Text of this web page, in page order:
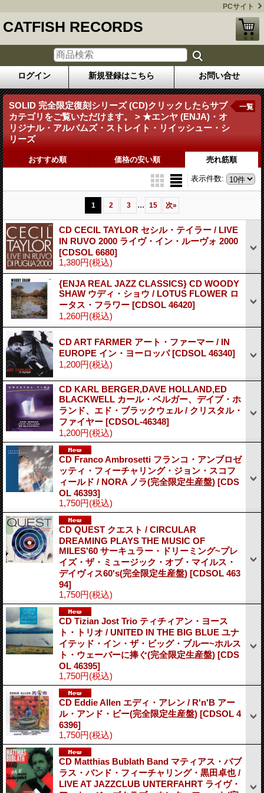
PCサイト
CATFISH RECORDS
ログイン 新規登録はこちら お問い合せ
SOLID 完全限定復刻シリーズ (CD)クリックしたらサブ
カテゴリをご覧いただけます。 > ★エンヤ (ENJA)・オ
リジナル・アルバムズ・ストレイト・リイッシュー・シ
リーズ
一覧
おすすめ順 価格の安い順 売れ筋順
表示件数:
1 2 3 ... 15 次»
CD CECIL TAYLOR セシル・テイラー / LIVE
IN RUVO 2000 ライヴ・イン・ルーヴォ 2000
[CDSOL 6680]
1,380円(税込)
{ENJA REAL JAZZ CLASSICS} CD WOODY
SHAW ウディ・ショウ / LOTUS FLOWER ロ
ータス・フラワー [CDSOL 46420]
1,260円(税込)
CD ART FARMER アート・ファーマー / IN
EUROPE イン・ヨーロッパ[CDSOL 46340]
1,200円(税込)
CD KARL BERGER,DAVE HOLLAND,ED
BLACKWELL カール・ベルガー、デイブ・ホ
ランド、エド・ブラックウェル / クリスタル・
ファイヤー [CDSOL-46348]
1,200円(税込)
CD Franco Ambrosetti フランコ・アンブロゼ
ッティ・フィーチャリング・ジョン・スコフ
ィールド / NORA ノラ(完全限定生産盤) [CDS
OL 46393]
1,750円(税込)
CD QUEST クエスト / CIRCULAR
DREAMING PLAYS THE MUSIC OF
MILES'60 サーキュラー・ドリーミング~プレ
イズ・ザ・ミュージック・オブ・マイルス・
デイヴィス60's(完全限定生産盤) [CDSOL 463
94]
1,750円(税込)
CD Tizian Jost Trio ティチィアン・ヨース
ト・トリオ / UNITED IN THE BIG BLUE ユナ
イテッド・イン・ザ・ビッグ・ブルー~ホルス
ト・ウェーバーに捧ぐ(完全限定生産盤) [CDS
OL 46395]
1,750円(税込)
CD Eddie Allen エディ・アレン / R'n'B アー
ル・アンド・ビー(完全限定生産盤) [CDSOL 4
6396]
1,750円(税込)
CD Matthias Bublath Band マティアス・バブ
ラス・バンド・フィーチャリング・黒田卓也 /
LIVE AT JAZZCLUB UNTERFAHRT ライヴ・